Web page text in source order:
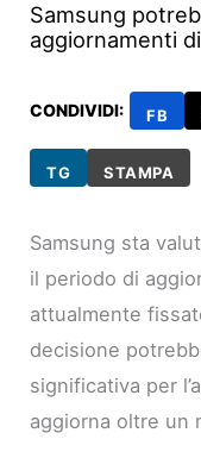
Samsung
aggiornamenti
CONDIVIDI: FB
TG STAMPA
Samsung sta
il periodo di
attualmente
decisione
significativa per
aggiorna oltre un